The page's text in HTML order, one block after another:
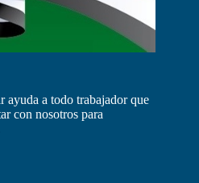
ayuda a todo trabajador que
con nosotros para